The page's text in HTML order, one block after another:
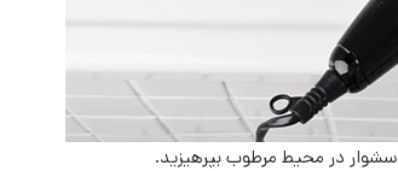
در محیط مرطوب بپرهیزید.